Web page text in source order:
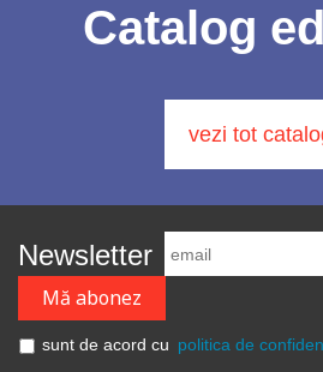
Catalog
vezi tot
Newsletter
sunt de acord cu politica de